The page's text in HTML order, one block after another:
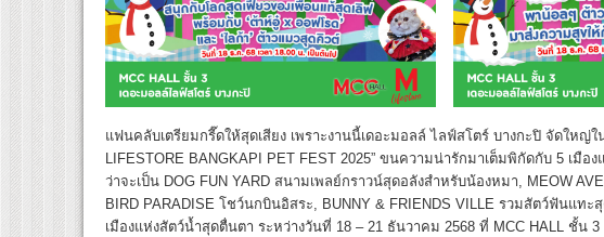
แฟนคลับเตรียมกรี๊ดให้สุดเสียง เพราะงานนี้เดอะมอลล์ ไลฟ์สโตร์ บางกะปิ จัดใหญ่ใ
LIFESTORE BANGKAPI PET FEST 2025” ขนความน่ารักมาเต็มพิกัดกับ 5 เมือ
ว่าจะเป็น DOG FUN YARD สนามเพลย์กราวน์สุดอลังสำหรับน้องหมา, MEOW
BIRD PARADISE โชว์นกบินอิสระ, BUNNY & FRIENDS VILLE รวมสัตว์ฟันแทะ
เมืองแห่งสัตว์น้ำสุดตื่นตา ระหว่างวันที่ 18 – 21 ธันวาคม 2568 ที่ MCC HALL ชั้น